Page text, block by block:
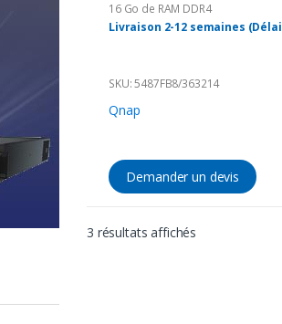
16 Go de RAM DDR4
Livraison 2-12 semaines (Délai
SKU: 5487FB8/363214
Qnap
Demander un devis
3 résultats affichés